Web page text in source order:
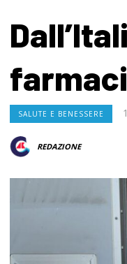
SALUTE E BENESSERE
REDAZIONE